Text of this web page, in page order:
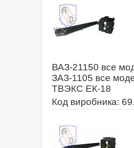
ВАЗ-21150 все
ЗАЗ-1105 все
ТВЭКС ЕК-18
Код виробника: